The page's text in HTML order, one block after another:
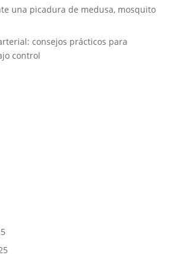
una picadura de medusa, mosquito
consejos prácticos para
control